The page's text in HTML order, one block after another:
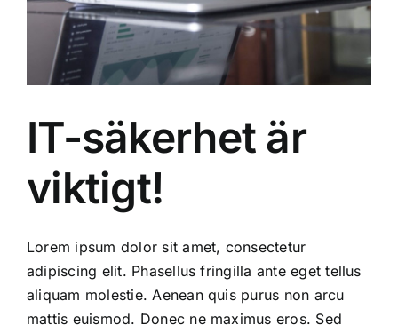
IT-säkerhet är
viktigt!
Lorem ipsum dolor sit amet, consectetur
adipiscing elit. Phasellus fringilla ante eget tellus
aliquam molestie. Aenean quis purus non arcu
mattis euismod. Donec ne maximus eros. Sed